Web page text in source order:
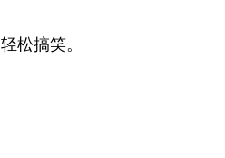
松搞笑。